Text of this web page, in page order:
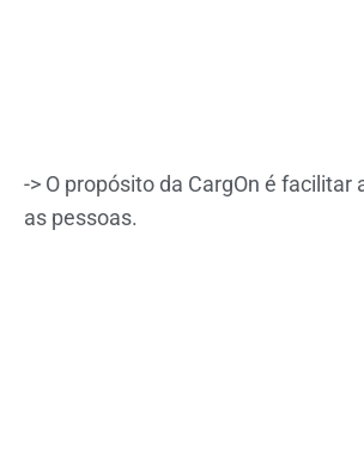
-> O propósito da CargOn é facilitar
as pessoas.